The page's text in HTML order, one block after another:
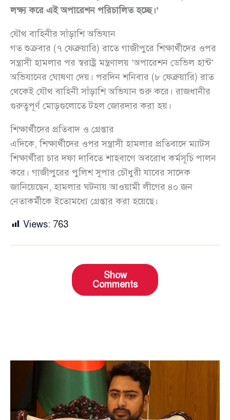
লক্ষ্য করে এই অপারেশন পরিচালিত হচ্ছে।’
যৌথ বাহিনীর সাঁড়াশি অভিযান
গত শুক্রবার (৭ ফেব্রুয়ারি) রাতে গাজীপুরে শিক্ষার্থীদের ওপর
সন্ত্রাসী হামলার পর স্বরাষ্ট্র মন্ত্রণালয় ‘অপারেশন ডেভিল হান্ট’
অভিযানের ঘোষণা দেয়। পরদিন শনিবার (৮ ফেব্রুয়ারি) রাত
থেকেই যৌথ বাহিনী সাঁড়াশি অভিযান শুরু করে। রাজধানীর
গুরুত্বপূর্ণ মোড়গুলোতে টহল জোরদার করা হয়।
শিক্ষার্থীদের প্রতিবাদ ও গ্রেপ্তার
এদিকে, শিক্ষার্থীদের ওপর সন্ত্রাসী হামলার প্রতিবাদে ম্যাটস
শিক্ষার্থীরা চার দফা দাবিতে শাহবাগে অবরোধ কর্মসূচি পালন
করে। গাজীপুরের পুলিশ সুপার চৌধুরী যাবের সাদেক
জানিয়েছেন, হামলার ঘটনায় আওয়ামী লীগের ৪০ জন
নেতাকর্মীকে ইতোমধ্যে গ্রেপ্তার করা হয়েছে।
Views: 763
Show
Comments